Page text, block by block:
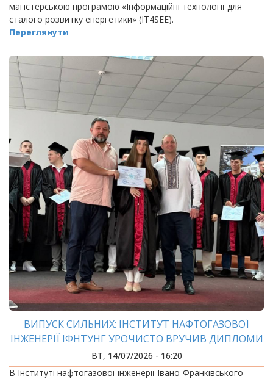
магістерською програмою «Інформаційні технології для
сталого розвитку енергетики» (IT4SEE).
Переглянути
ВИПУСК СИЛЬНИХ: ІНСТИТУТ НАФТОГАЗОВОЇ
ІНЖЕНЕРІЇ ІФНТУНГ УРОЧИСТО ВРУЧИВ ДИПЛОМИ
БАКАЛАВРАМ
ВТ, 14/07/2026 - 16:20
В Інституті нафтогазової інженерії Івано-Франківського